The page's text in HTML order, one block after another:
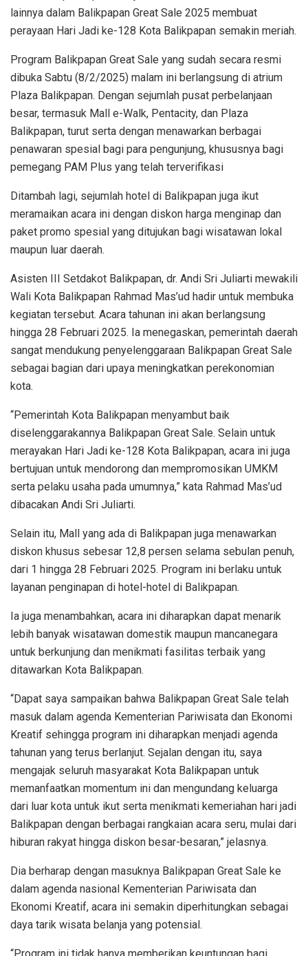
lainnya dalam Balikpapan Great Sale 2025 membuat
perayaan Hari Jadi ke-128 Kota Balikpapan semakin meriah.
Program Balikpapan Great Sale yang sudah secara resmi
dibuka Sabtu (8/2/2025) malam ini berlangsung di atrium
Plaza Balikpapan. Dengan sejumlah pusat perbelanjaan
besar, termasuk Mall e-Walk, Pentacity, dan Plaza
Balikpapan, turut serta dengan menawarkan berbagai
penawaran spesial bagi para pengunjung, khususnya bagi
pemegang PAM Plus yang telah terverifikasi
Ditambah lagi, sejumlah hotel di Balikpapan juga ikut
meramaikan acara ini dengan diskon harga menginap dan
paket promo spesial yang ditujukan bagi wisatawan lokal
maupun luar daerah.
Asisten III Setdakot Balikpapan, dr. Andi Sri Juliarti mewakili
Wali Kota Balikpapan Rahmad Mas’ud hadir untuk membuka
kegiatan tersebut. Acara tahunan ini akan berlangsung
hingga 28 Februari 2025. Ia menegaskan, pemerintah daerah
sangat mendukung penyelenggaraan Balikpapan Great Sale
sebagai bagian dari upaya meningkatkan perekonomian
kota.
“Pemerintah Kota Balikpapan menyambut baik
diselenggarakannya Balikpapan Great Sale. Selain untuk
merayakan Hari Jadi ke-128 Kota Balikpapan, acara ini juga
bertujuan untuk mendorong dan mempromosikan UMKM
serta pelaku usaha pada umumnya,” kata Rahmad Mas’ud
dibacakan Andi Sri Juliarti.
Selain itu, Mall yang ada di Balikpapan juga menawarkan
diskon khusus sebesar 12,8 persen selama sebulan penuh,
dari 1 hingga 28 Februari 2025. Program ini berlaku untuk
layanan penginapan di hotel-hotel di Balikpapan.
Ia juga menambahkan, acara ini diharapkan dapat menarik
lebih banyak wisatawan domestik maupun mancanegara
untuk berkunjung dan menikmati fasilitas terbaik yang
ditawarkan Kota Balikpapan.
“Dapat saya sampaikan bahwa Balikpapan Great Sale telah
masuk dalam agenda Kementerian Pariwisata dan Ekonomi
Kreatif sehingga program ini diharapkan menjadi agenda
tahunan yang terus berlanjut. Sejalan dengan itu, saya
mengajak seluruh masyarakat Kota Balikpapan untuk
memanfaatkan momentum ini dan mengundang keluarga
dari luar kota untuk ikut serta menikmati kemeriahan hari jadi
Balikpapan dengan berbagai rangkaian acara seru, mulai dari
hiburan rakyat hingga diskon besar-besaran,” jelasnya.
Dia berharap dengan masuknya Balikpapan Great Sale ke
dalam agenda nasional Kementerian Pariwisata dan
Ekonomi Kreatif, acara ini semakin diperhitungkan sebagai
daya tarik wisata belanja yang potensial.